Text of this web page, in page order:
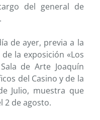
del general de
de ayer, previa a la
la exposición «Los
de Arte Joaquín
del Casino y de la
Julio, muestra que
2 de agosto.